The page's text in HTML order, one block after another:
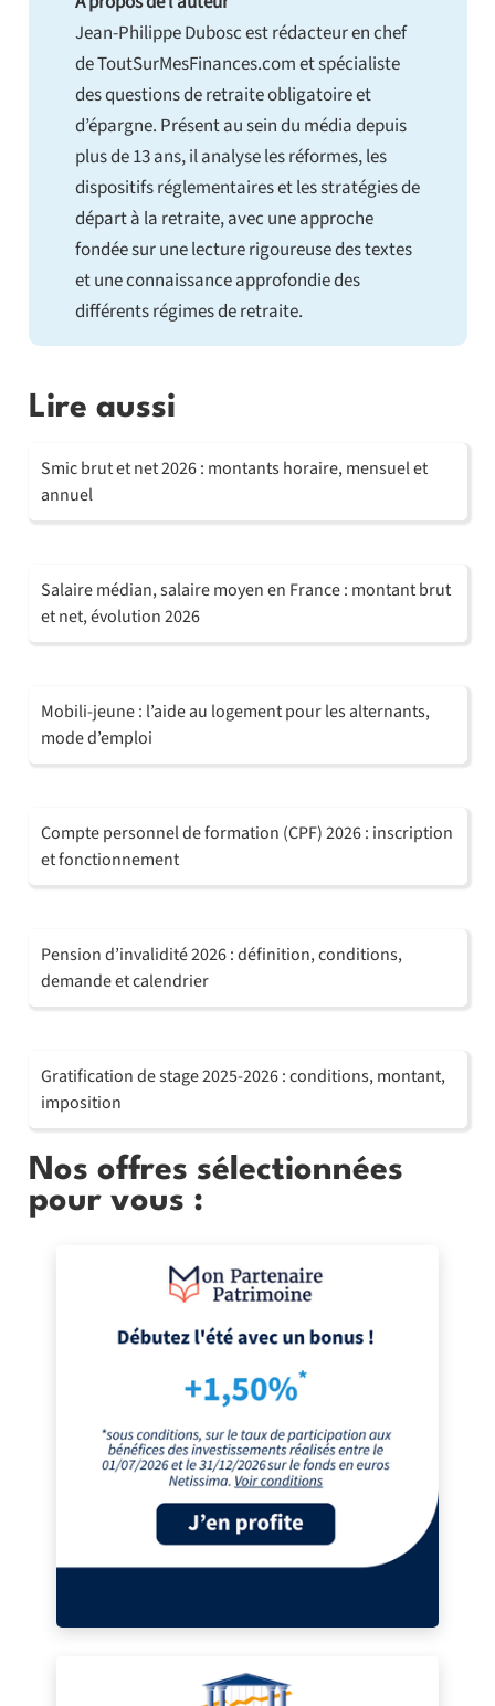
Jean-Philippe Dubosc est rédacteur en chef
de ToutSurMesFinances.com et spécialiste
des questions de retraite obligatoire et
d’épargne. Présent au sein du média depuis
plus de 13 ans, il analyse les réformes, les
dispositifs réglementaires et les stratégies de
départ à la retraite, avec une approche
fondée sur une lecture rigoureuse des textes
et une connaissance approfondie des
différents régimes de retraite.
Lire aussi
Smic brut et net 2026 : montants horaire, mensuel et
annuel
Salaire médian, salaire moyen en France : montant brut
et net, évolution 2026
Mobili-jeune : l’aide au logement pour les alternants,
mode d’emploi
Compte personnel de formation (CPF) 2026 : inscription
et fonctionnement
Pension d’invalidité 2026 : définition, conditions,
demande et calendrier
Gratification de stage 2025-2026 : conditions, montant,
imposition
Nos offres sélectionnées
pour vous :